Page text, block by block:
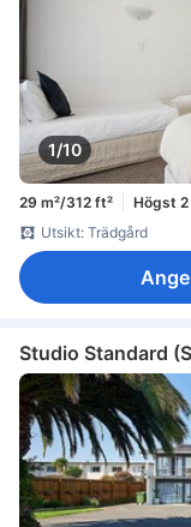
1/10
29 m²/312 ft² Högst
Utsikt: Trädgård
Studio Standard